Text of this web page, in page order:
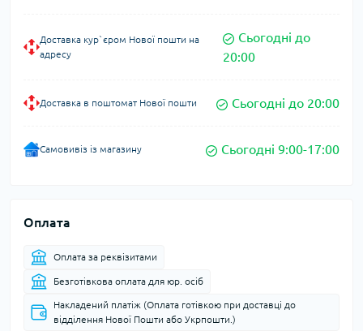
Доставка кур`єром Нової пошти на
адресу
Сьогодні до
20:00
Доставка в поштомат Нової пошти Сьогодні до 20:00
Самовивіз із магазину Сьогодні 9:00-17:00
Оплата
Оплата за реквізитами
Безготівкова оплата для юр. осіб
Накладений платіж (Оплата готівкою при доставці до
відділення Нової Пошти або Укрпошти.)